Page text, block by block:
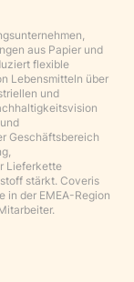
aus Papier und
flexible
Lebensmitteln über
und
Geschäftsbereich
Lieferkette
stärkt. Coveris
in der EMEA-Region